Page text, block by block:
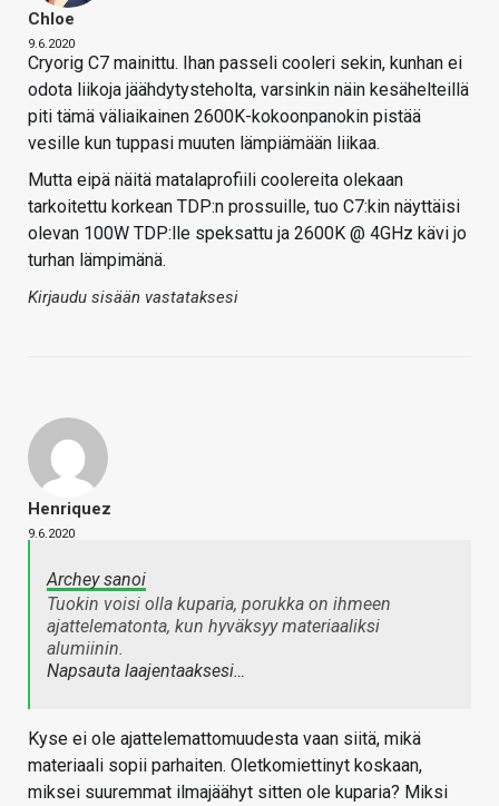
Chloe
9.6.2020
Cryorig C7 mainittu. Ihan passeli cooleri sekin, kunhan ei
odota liikoja jäähdytysteholta, varsinkin näin kesähelteillä
piti tämä väliaikainen 2600K-kokoonpanokin pistää
vesille kun tuppasi muuten lämpiämään liikaa.
Mutta eipä näitä matalaprofiili coolereita olekaan
tarkoitettu korkean TDP:n prossuille, tuo C7:kin näyttäisi
olevan 100W TDP:lle speksattu ja 2600K @ 4GHz kävi jo
turhan lämpimänä.
Kirjaudu sisään vastataksesi
Henriquez
9.6.2020
Archey sanoi
Tuokin voisi olla kuparia, porukka on ihmeen
ajattelematonta, kun hyväksyy materiaaliksi
alumiinin.
Napsauta laajentaaksesi…
Kyse ei ole ajattelemattomuudesta vaan siitä, mikä
materiaali sopii parhaiten. Oletkomiettinyt koskaan,
miksei suuremmat ilmajäähyt sitten ole kuparia? Miksi